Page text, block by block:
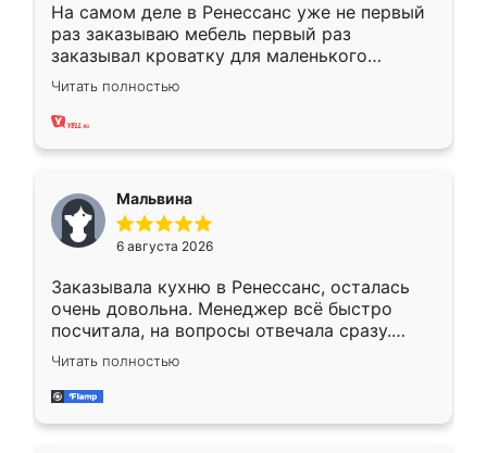
На самом деле в Ренессанс уже не первый
раз заказываю мебель первый раз
заказывал кроватку для маленького
ребёнка при его рождении ,во второй раз
заказал шкаф-купе. По качеству очень
хорошее сборка достаточно быстрая,
меньше, здесь же он более разнообразный.
Мне нравится ,если что-то потребуется из
мебели буду заказывать только здесь.
Читать полностью
Мальвина
6 августа 2026
Заказывала кухню в Ренессанс, осталась
очень довольна. Менеджер всё быстро
посчитала, на вопросы отвечала сразу.
Замерщик приехал в субботу, подошёл к
делу со всей ответственностью. Собрали
за день, ребята работали аккуратно, даже
Читать полностью